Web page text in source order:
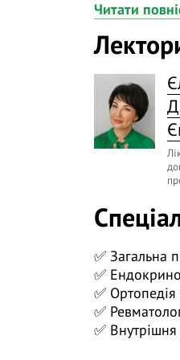
маркери,
лікарських
На нашому
поговоримо
✅
✅
✅
✅ клінічне
❓ Поставте
трансляції.
Читати
✅ Загальна
✅
✅ Ортопедія
✅
✅